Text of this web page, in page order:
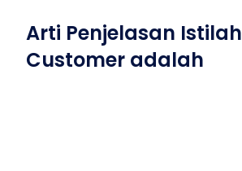
Arti Penjelasan Istilah
Customer adalah